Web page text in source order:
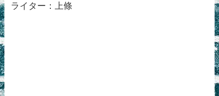
ライター：上條